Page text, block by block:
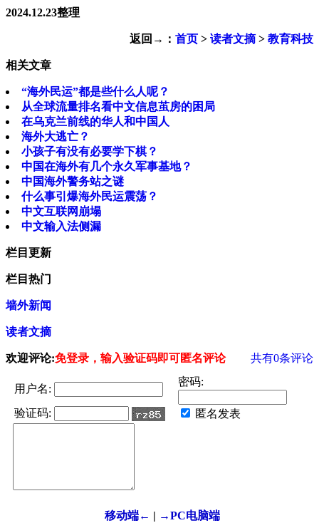
2024.12.23整理
返回→： 首页 > 读者文摘> 教育科技
相关文章
“海外民运”都是些什么人呢？
从全球流量排名看中文信息茧房的困局
在乌克兰前线的华人和中国人
海外大逃亡？
小孩子有没有必要学下棋？
中国在海外有几个永久军事基地？
中国海外警务站之谜
什么事引爆海外民运震荡？
中文互联网崩塌
中文输入法侧漏
栏目更新
栏目热门
墙外新闻
读者文摘
欢迎评论:免登录，输入验证码即可匿名评论 共有0条评论
用户名:
密码:
验证码: 匿名发表
移动端← | →PC电脑端